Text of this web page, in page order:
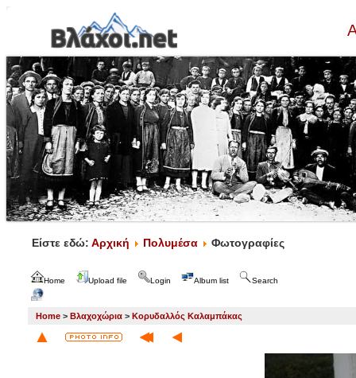
Είστε εδώ: Αρχική Πολυμέσα Φωτογραφίες
Home Upload file Login Album list Search
Home > Βλαχοχώρια > Κορυδαλλός Καλαμπάκας